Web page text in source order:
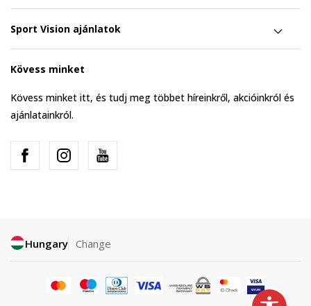
Sport Vision ajánlatok
Kövess minket
Kövess minket itt, és tudj meg többet híreinkről, akcióinkról és
ajánlatainkról.
Hungary Change